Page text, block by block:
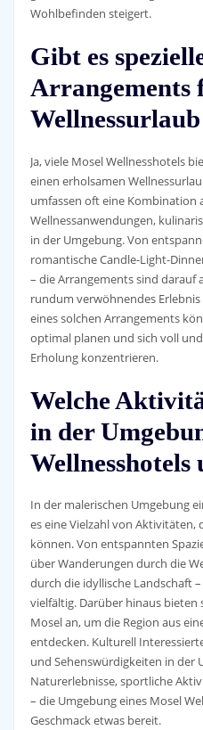
Wohlbefinden steigert.
Gibt es
Arrangements
Ja, viele Mosel Wellnesshotels
einen erholsamen
umfassen oft eine Kombination
Wellnessanwendungen,
in der Umgebung. Von
romantische Candle-Light-
– die Arrangements sind darauf
rundum verwöhnendes
eines solchen Arrangements
optimal planen und sich voll
Erholung konzentrieren.
Welche
in der
Wellnesshotels
In der malerischen Umgebung
es eine Vielzahl von Aktivitäten,
können. Von entspannten
über Wanderungen durch die
durch die idyllische Landschaft
vielfältig. Darüber hinaus bieten
Mosel an, um die Region aus
entdecken. Kulturell
und Sehenswürdigkeiten in der
Naturerlebnisse, sportliche
– die Umgebung eines Mosel
Geschmack etwas bereit.